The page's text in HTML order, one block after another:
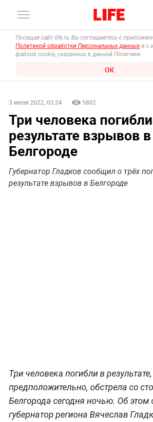
Посещая сайт life.ru, Вы соглашаетесь с
Политикой обработки Персональных данных и с
файлов cookie, указанных в данной Политике.
ОК
3 июля 2022, 03:24 5802
Три человека
результате взрывов в
Белгороде
Губернатор Гладков сообщил о трёх
результате взрывов в Белгороде
Три человека погибли в результате,
предположительно, обстрела со
Белгорода сегодня ночью. Об
губернатор региона Вячеслав